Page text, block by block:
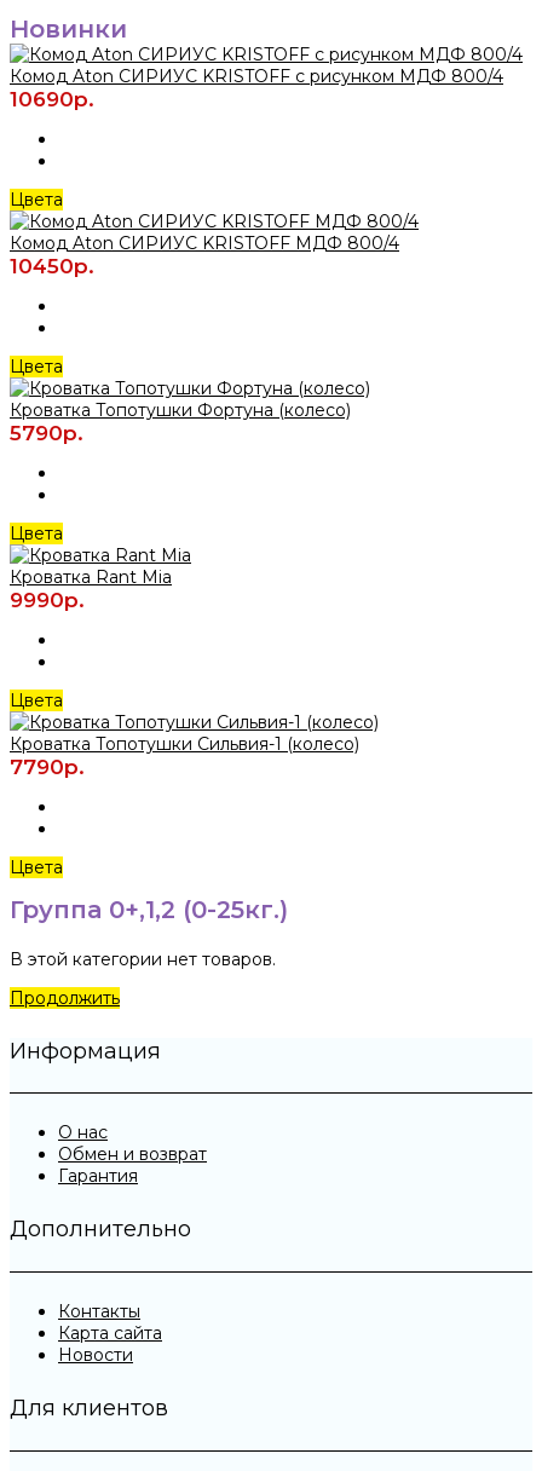
Новинки
Комод Aton СИРИУС KRISTOFF с рисунком МДФ 800/4
10690р.
Цвета
Комод Aton СИРИУС KRISTOFF МДФ 800/4
10450р.
Цвета
Кроватка Топотушки Фортуна (колесо)
5790р.
Цвета
Кроватка Rant Mia
9990р.
Цвета
Кроватка Топотушки Сильвия-1 (колесо)
7790р.
Цвета
Группа 0+,1,2 (0-25кг.)
В этой категории нет товаров.
Продолжить
Информация
О нас
Обмен и возврат
Гарантия
Дополнительно
Контакты
Карта сайта
Новости
Для клиентов